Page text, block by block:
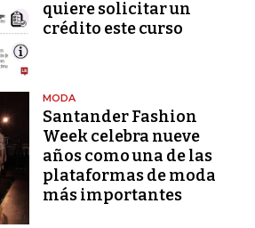
quiere solicitar un
crédito este curso
MODA
Santander Fashion
Week celebra nueve
años como una de las
plataformas de moda
más importantes